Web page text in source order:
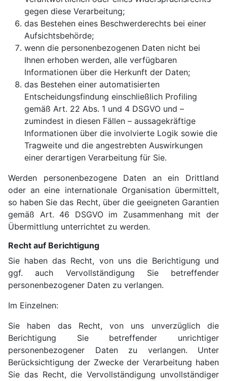
gegen diese Verarbeitung;
das Bestehen eines Beschwerderechts bei einer
Aufsichtsbehörde;
wenn die personenbezogenen Daten nicht bei
Ihnen erhoben werden, alle verfügbaren
Informationen über die Herkunft der Daten;
das Bestehen einer automatisierten
Entscheidungsfindung einschließlich Profiling
gemäß Art. 22 Abs. 1 und 4 DSGVO und –
zumindest in diesen Fällen – aussagekräftige
Informationen über die involvierte Logik sowie die
Tragweite und die angestrebten Auswirkungen
einer derartigen Verarbeitung für Sie.
Werden personenbezogene Daten an ein Drittland
oder an eine internationale Organisation übermittelt,
so haben Sie das Recht, über die geeigneten Garantien
gemäß Art. 46 DSGVO im Zusammenhang mit der
Übermittlung unterrichtet zu werden.
Recht auf Berichtigung
Sie haben das Recht, von uns die Berichtigung und
ggf. auch Vervollständigung Sie betreffender
personenbezogener Daten zu verlangen.
Im Einzelnen:
Sie haben das Recht, von uns unverzüglich die
Berichtigung Sie betreffender unrichtiger
personenbezogener Daten zu verlangen. Unter
Berücksichtigung der Zwecke der Verarbeitung haben
Sie das Recht, die Vervollständigung unvollständiger